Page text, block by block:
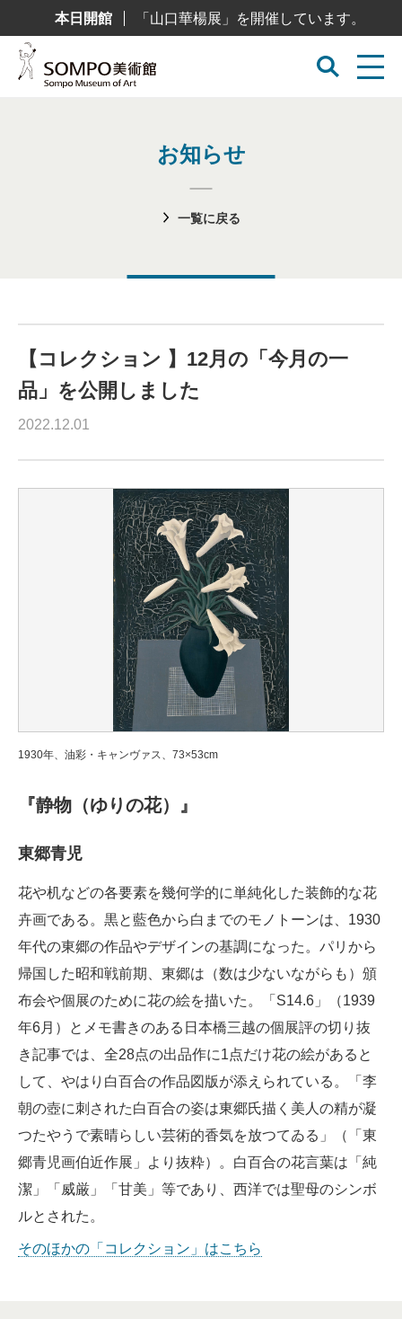
テ
本日開館 「山口華楊展」を開催しています。
お知らせ
一覧に戻る
【コレクション 】12月の「今月の一
品」を公開しました
2022.12.01
1930年、油彩・キャンヴァス、73×53cm
『静物（ゆりの花）』
東郷青児
花や机などの各要素を幾何学的に単純化した装飾的な花
卉画である。黒と藍色から白までのモノトーンは、1930
年代の東郷の作品やデザインの基調になった。パリから
帰国した昭和戦前期、東郷は（数は少ないながらも）頒
布会や個展のために花の絵を描いた。「S14.6」（1939
年6月）とメモ書きのある日本橋三越の個展評の切り抜
き記事では、全28点の出品作に1点だけ花の絵があると
して、やはり白百合の作品図版が添えられている。「李
朝の壺に刺された白百合の姿は東郷氏描く美人の精が凝
つたやうで素晴らしい芸術的香気を放つてゐる」（「東
郷青児画伯近作展」より抜粋）。白百合の花言葉は「純
潔」「威厳」「甘美」等であり、西洋では聖母のシンボ
ルとされた。
そのほかの「コレクション」はこちら